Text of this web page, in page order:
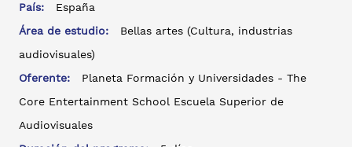
País:
España
Área de estudio:
Bellas artes (Cultura, industrias
audiovisuales)
Oferente:
Planeta Formación y Universidades - The
Core Entertainment School Escuela Superior de
Audiovisuales